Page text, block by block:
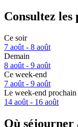
Consultez les
Ce soir
7 août - 8 août
Demain
8 août - 9 août
Ce week-end
7 août - 9 août
Le week-end prochain
14 août - 16 août
Où séjourner